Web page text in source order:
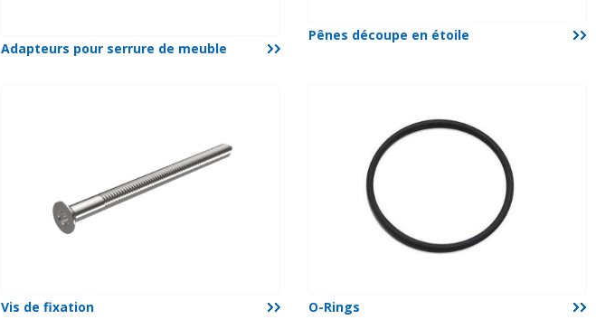
Adapteurs pour serrure de meuble
Pênes découpe en étoile
Vis de fixation O-Rings